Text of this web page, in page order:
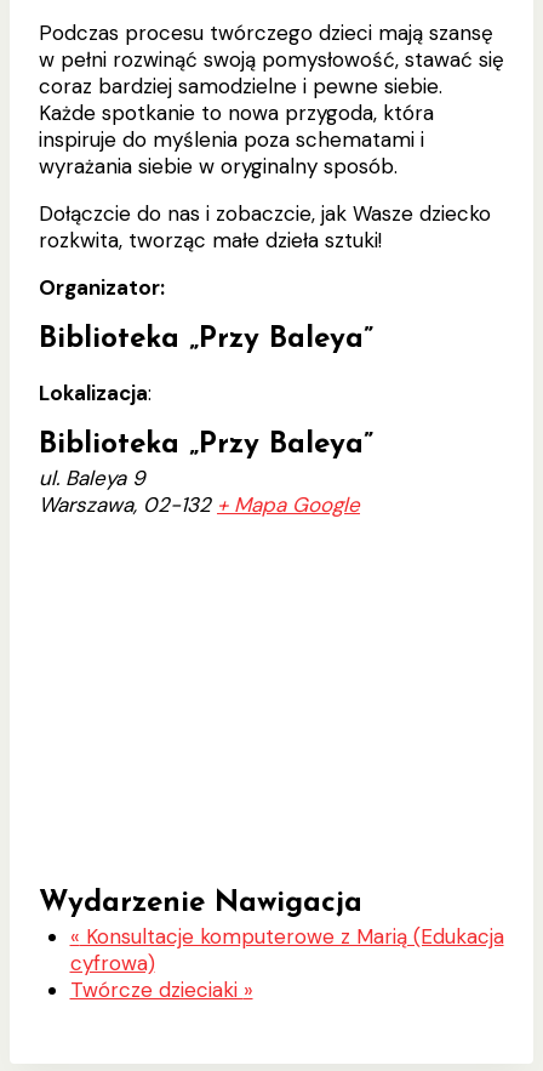
Podczas procesu twórczego dzieci mają szansę
w pełni rozwinąć swoją pomysłowość, stawać się
coraz bardziej samodzielne i pewne siebie.
Każde spotkanie to nowa przygoda, która
inspiruje do myślenia poza schematami i
wyrażania siebie w oryginalny sposób.
Dołączcie do nas i zobaczcie, jak Wasze dziecko
rozkwita, tworząc małe dzieła sztuki!
Organizator:
Biblioteka „Przy Baleya”
Lokalizacja:
Biblioteka „Przy Baleya”
ul. Baleya 9
Warszawa, 02-132 + Mapa Google
Wydarzenie Nawigacja
« Konsultacje komputerowe z Marią (Edukacja
cyfrowa)
Twórcze dzieciaki »